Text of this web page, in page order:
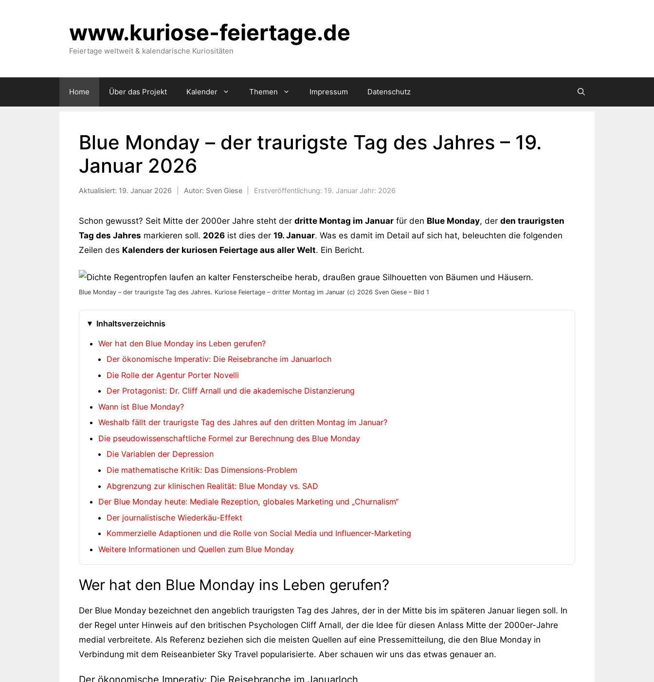
www.kuriose-feiertage.de
Feiertage weltweit & kalendarische Kuriositäten
Home Über das Projekt Kalender Themen Impressum Datenschutz
Blue Monday – der traurigste Tag des Jahres – 19.
Januar 2026
Aktualisiert: 19. Januar 2026 Autor: Sven Giese Erstveröffentlichung: 19. Januar Jahr: 2026
Schon gewusst? Seit Mitte der 2000er Jahre steht der dritte Montag im Januar für den Blue Monday, der den traurigsten
Tag des Jahres markieren soll. 2026 ist dies der 19. Januar. Was es damit im Detail auf sich hat, beleuchten die folgenden
Zeilen des Kalenders der kuriosen Feiertage aus aller Welt. Ein Bericht.
Blue Monday – der traurigste Tag des Jahres. Kuriose Feiertage – dritter Montag im Januar (c) 2026 Sven Giese – Bild 1
Inhaltsverzeichnis
Wer hat den Blue Monday ins Leben gerufen?
Der ökonomische Imperativ: Die Reisebranche im Januarloch
Die Rolle der Agentur Porter Novelli
Der Protagonist: Dr. Cliff Arnall und die akademische Distanzierung
Wann ist Blue Monday?
Weshalb fällt der traurigste Tag des Jahres auf den dritten Montag im Januar?
Die pseudowissenschaftliche Formel zur Berechnung des Blue Monday
Die Variablen der Depression
Die mathematische Kritik: Das Dimensions-Problem
Abgrenzung zur klinischen Realität: Blue Monday vs. SAD
Der Blue Monday heute: Mediale Rezeption, globales Marketing und „Churnalism“
Der journalistische Wiederkäu-Effekt
Kommerzielle Adaptionen und die Rolle von Social Media und Influencer-Marketing
Weitere Informationen und Quellen zum Blue Monday
Wer hat den Blue Monday ins Leben gerufen?
Der Blue Monday bezeichnet den angeblich traurigsten Tag des Jahres, der in der Mitte bis im späteren Januar liegen soll. In
der Regel unter Hinweis auf den britischen Psychologen Cliff Arnall, der die Idee für diesen Anlass Mitte der 2000er-Jahre
medial verbreitete. Als Referenz beziehen sich die meisten Quellen auf eine Pressemitteilung, die den Blue Monday in
Verbindung mit dem Reiseanbieter Sky Travel popularisierte. Aber schauen wir uns das etwas genauer an.
Der ökonomische Imperativ: Die Reisebranche im Januarloch